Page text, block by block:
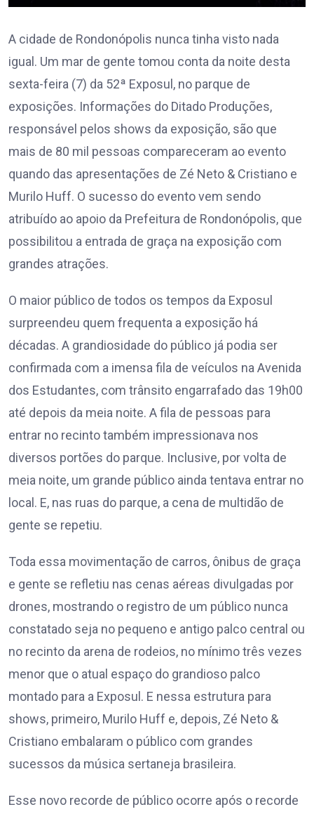
A cidade de Rondonópolis nunca tinha visto nada
igual. Um mar de gente tomou conta da noite desta
sexta-feira (7) da 52ª Exposul, no parque de
exposições. Informações do Ditado Produções,
responsável pelos shows da exposição, são que
mais de 80 mil pessoas compareceram ao evento
quando das apresentações de Zé Neto & Cristiano e
Murilo Huff. O sucesso do evento vem sendo
atribuído ao apoio da Prefeitura de Rondonópolis, que
possibilitou a entrada de graça na exposição com
grandes atrações.
O maior público de todos os tempos da Exposul
surpreendeu quem frequenta a exposição há
décadas. A grandiosidade do público já podia ser
confirmada com a imensa fila de veículos na Avenida
dos Estudantes, com trânsito engarrafado das 19h00
até depois da meia noite. A fila de pessoas para
entrar no recinto também impressionava nos
diversos portões do parque. Inclusive, por volta de
meia noite, um grande público ainda tentava entrar no
local. E, nas ruas do parque, a cena de multidão de
gente se repetiu.
Toda essa movimentação de carros, ônibus de graça
e gente se refletiu nas cenas aéreas divulgadas por
drones, mostrando o registro de um público nunca
constatado seja no pequeno e antigo palco central ou
no recinto da arena de rodeios, no mínimo três vezes
menor que o atual espaço do grandioso palco
montado para a Exposul. E nessa estrutura para
shows, primeiro, Murilo Huff e, depois, Zé Neto &
Cristiano embalaram o público com grandes
sucessos da música sertaneja brasileira.
Esse novo recorde de público ocorre após o recorde